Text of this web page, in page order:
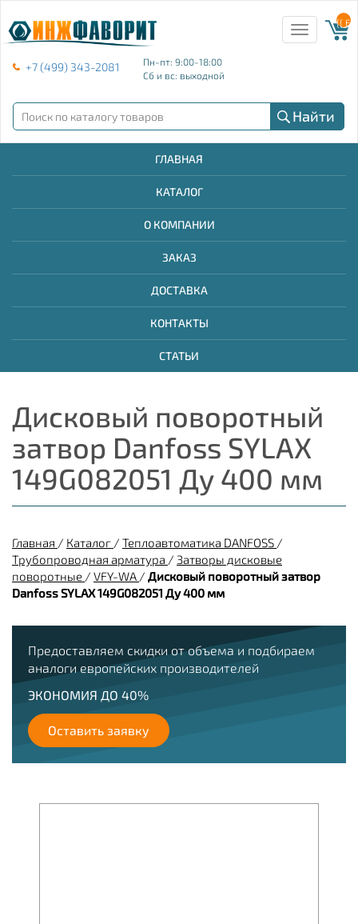
+7 (499) 343-2081
Пн-пт: 9:00-18:00
Сб и вс: выходной
Toggle
navigation
{{
Найти
ГЛАВНАЯ
КАТАЛОГ
О КОМПАНИИ
ЗАКАЗ
ДОСТАВКА
КОНТАКТЫ
СТАТЬИ
Дисковый поворотный
затвор Danfoss SYLAX
149G082051 Ду 400 мм
Главная / Каталог / Теплоавтоматика DANFOSS /
Трубопроводная арматура / Затворы дисковые
поворотные / VFY-WA / Дисковый поворотный затвор
Danfoss SYLAX 149G082051 Ду 400 мм
Предоставляем скидки от объема и подбираем
аналоги европейских производителей
ЭКОНОМИЯ ДО 40%
Оставить заявку